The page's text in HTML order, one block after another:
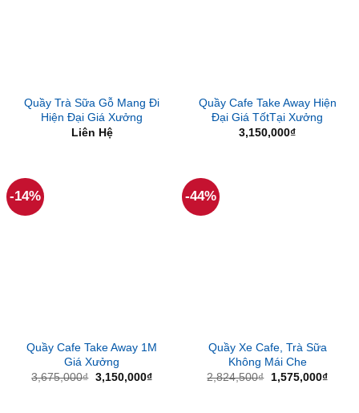
Quầy Trà Sữa Gỗ Mang Đi
Hiện Đại Giá Xưởng
Liên Hệ
Quầy Cafe Take Away Hiện
Đại Giá TốtTại Xưởng
3,150,000₫
-14%
Quầy Cafe Take Away 1M
Giá Xưởng
3,675,000₫ Giá
3,150,000₫Giá
-44%
Quầy Xe Cafe, Trà Sữa
Không Mái Che
2,824,500₫
Giá
1,575,000₫Giá